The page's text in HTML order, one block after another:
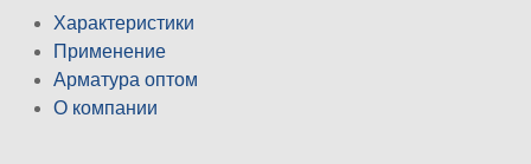
Характеристики
Применение
Арматура оптом
О компании